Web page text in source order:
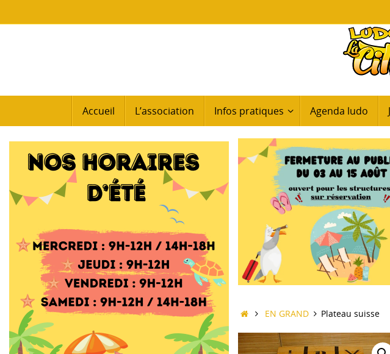
au
contenu
Accueil L’association Infos pratiques Agenda ludo
Accueil
EN GRAND Plateau suisse